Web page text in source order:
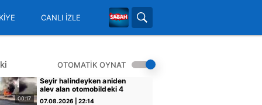
CANLI İZLE
OTOMATİK OYNAT
00:17
Seyir halindeyken aniden
alev alan otomobildeki 4
kişi yaralandı
07.08.2026 | 22:14